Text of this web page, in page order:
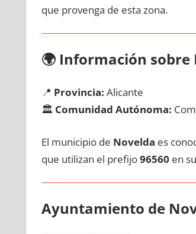
quе provenga dе esta zona.
🌍 Información sobre
📍 Provincia: Alicante
🏛️ Comunidad Autónoma:
El municipio dе Novelda es
quе utilizan el prefijo96560 en
Ayuntamiento dе